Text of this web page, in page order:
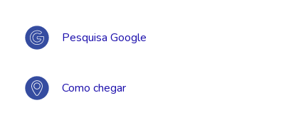
Pesquisa Google
Como chegar